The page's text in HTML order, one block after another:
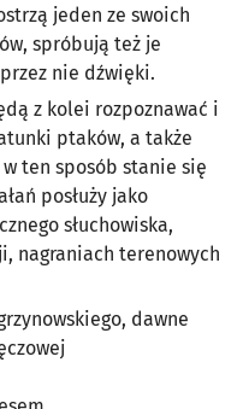
jeden ze swoich
spróbują też je
nie dźwięki.
z kolei rozpoznawać i
ptaków, a także
ten sposób stanie się
posłuży jako
słuchowiska,
nagraniach terenowych
dawne